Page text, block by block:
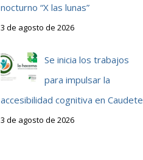
nocturno “X las lunas”
3 de agosto de 2026
Se inicia los trabajos
para impulsar la
accesibilidad cognitiva en Caudete
3 de agosto de 2026